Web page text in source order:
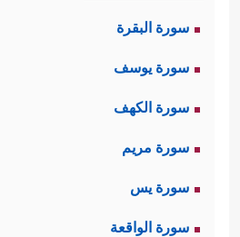
سورة البقرة
سورة يوسف
سورة الكهف
سورة مريم
سورة يس
سورة الواقعة